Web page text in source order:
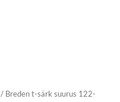
/ Breden t-särk suurus 122-